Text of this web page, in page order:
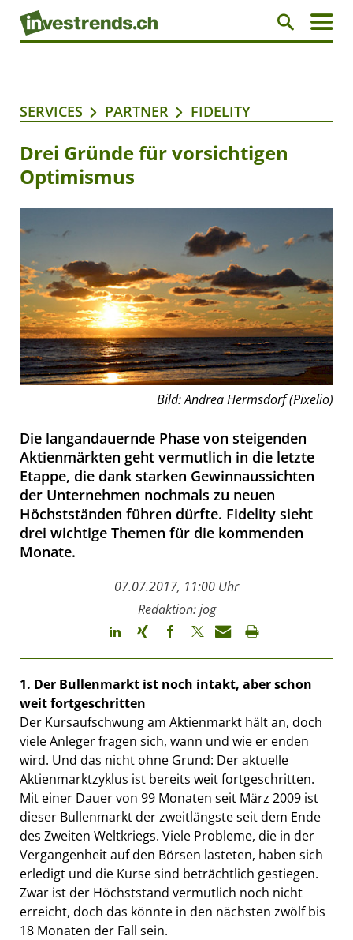
SERVICES PARTNER FIDELITY
Drei Gründe für vorsichtigen
Optimismus
Bild: Andrea Hermsdorf (Pixelio)
Die langandauernde Phase von steigenden
Aktienmärkten geht vermutlich in die letzte
Etappe, die dank starken Gewinnaussichten
der Unternehmen nochmals zu neuen
Höchstständen führen dürfte. Fidelity sieht
drei wichtige Themen für die kommenden
Monate.
07.07.2017, 11:00 Uhr
Redaktion: jog
1. Der Bullenmarkt ist noch intakt, aber schon
weit fortgeschritten
Der Kursaufschwung am Aktienmarkt hält an, doch
viele Anleger fragen sich, wann und wie er enden
wird. Und das nicht ohne Grund: Der aktuelle
Aktienmarktzyklus ist bereits weit fortgeschritten.
Mit einer Dauer von 99 Monaten seit März 2009 ist
dieser Bullenmarkt der zweitlängste seit dem Ende
des Zweiten Weltkriegs. Viele Probleme, die in der
Vergangenheit auf den Börsen lasteten, haben sich
erledigt und die Kurse sind beträchtlich gestiegen.
Zwar ist der Höchststand vermutlich noch nicht
erreicht, doch das könnte in den nächsten zwölf bis
18 Monaten der Fall sein.